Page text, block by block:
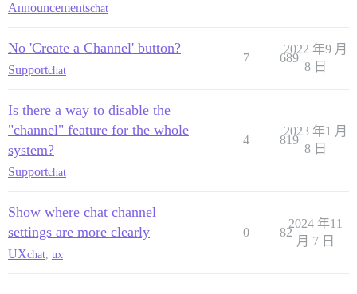
Announcementschat
No 'Create a Channel' button?
Supportchat
7 689
2022 年9 月
8 日
Is there a way to disable the
"channel" feature for the whole
system?
Supportchat
4 819
2023 年1 月
8 日
Show where chat channel
settings are more clearly
UXchat ux
0 82
2024 年11
月 7 日